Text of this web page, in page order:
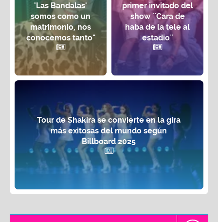
'Las Bandalas'
somos como un
matrimonio, nos
conocemos tanto"
primer invitado del
show ¨Cara de
haba de la tele al
estadio¨
Tour de Shakira se convierte en la gira
más exitosas del mundo según
Billboard 2025